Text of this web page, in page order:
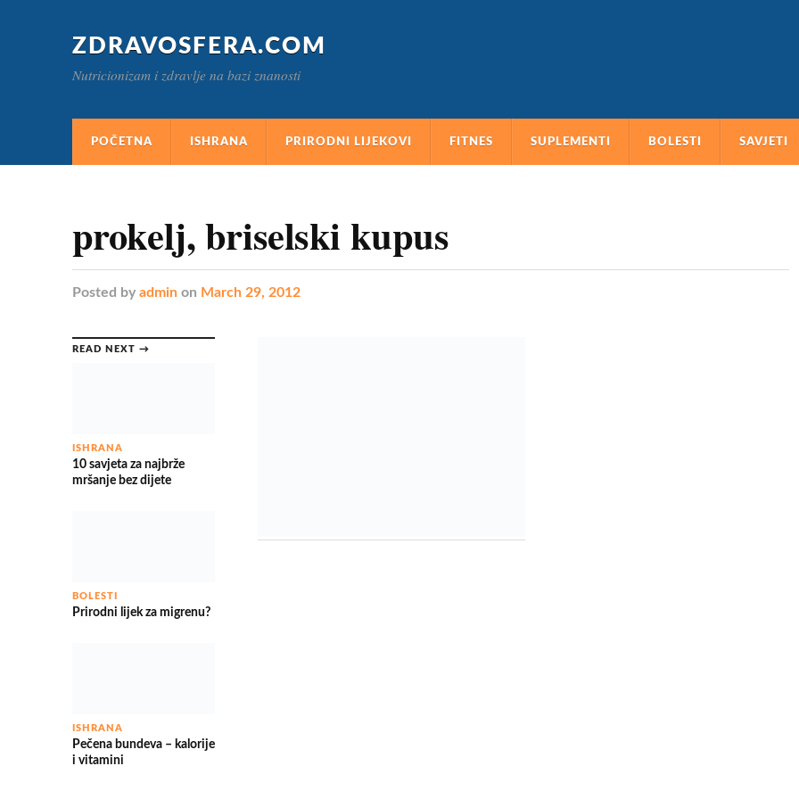
ZDRAVOSFERA.COM
Nutricionizam i zdravlje na bazi znanosti
POČETNA ISHRANA PRIRODNI LIJEKOVI FITNES SUPLEMENTI BOLESTI SAVJETI
prokelj, briselski kupus
Posted by admin on March 29, 2012
READ NEXT →
ISHRANA
10 savjeta za najbrže
mršanje bez dijete
BOLESTI
Prirodni lijek za migrenu?
ISHRANA
Pečena bundeva – kalorije
i vitamini